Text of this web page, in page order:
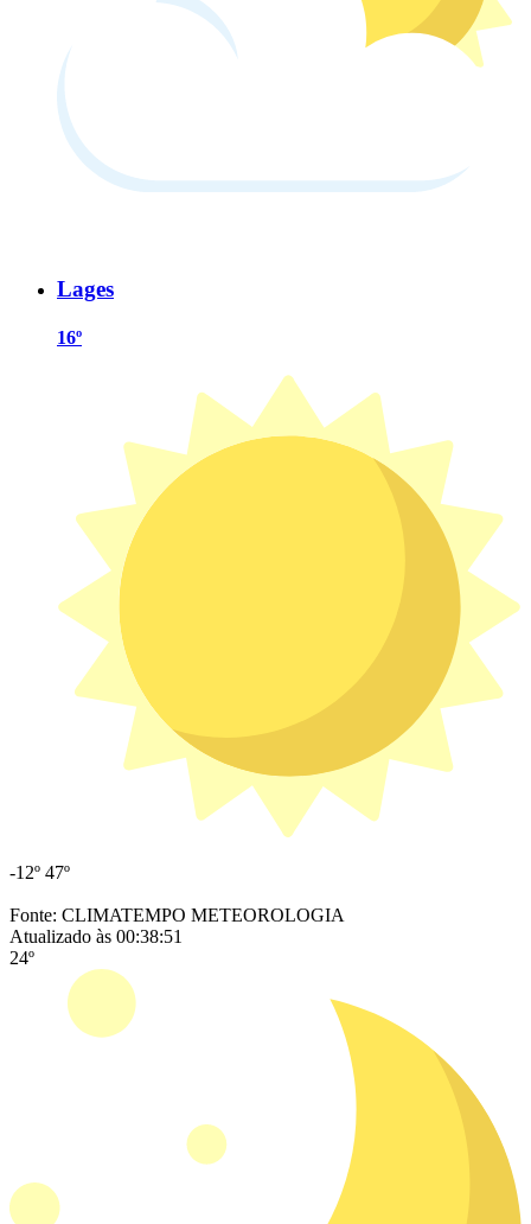
Lages
16º
-12º 47º
Fonte: CLIMATEMPO METEOROLOGIA
Atualizado às 00:38:51
24º